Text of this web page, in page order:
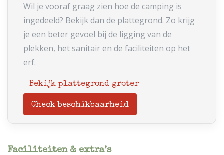
Wil je vooraf graag zien hoe de camping is
ingedeeld? Bekijk dan de plattegrond. Zo krijg
je een beter gevoel bij de ligging van de
plekken, het sanitair en de faciliteiten op het
erf.
Bekijk plattegrond groter
Check beschikbaarheid
Faciliteiten & extra’s